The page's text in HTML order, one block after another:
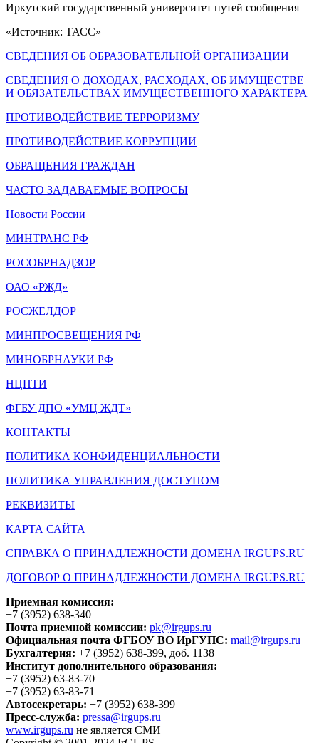
Иркутский государственный университет путей сообщения
«Источник: ТАСС»
СВЕДЕНИЯ ОБ ОБРАЗОВАТЕЛЬНОЙ ОРГАНИЗАЦИИ
СВЕДЕНИЯ О ДОХОДАХ, РАСХОДАХ, ОБ ИМУЩЕСТВЕ
И ОБЯЗАТЕЛЬСТВАХ ИМУЩЕСТВЕННОГО ХАРАКТЕРА
ПРОТИВОДЕЙСТВИЕ ТЕРРОРИЗМУ
ПРОТИВОДЕЙСТВИЕ КОРРУПЦИИ
ОБРАЩЕНИЯ ГРАЖДАН
ЧАСТО ЗАДАВАЕМЫЕ ВОПРОСЫ
Новости России
МИНТРАНС РФ
РОСОБРНАДЗОР
ОАО «РЖД»
РОСЖЕЛДОР
МИНПРОСВЕЩЕНИЯ РФ
МИНОБРНАУКИ РФ
НЦПТИ
ФГБУ ДПО «УМЦ ЖДТ»
КОНТАКТЫ
ПОЛИТИКА КОНФИДЕНЦИАЛЬНОСТИ
ПОЛИТИКА УПРАВЛЕНИЯ ДОСТУПОМ
РЕКВИЗИТЫ
КАРТА САЙТА
СПРАВКА О ПРИНАДЛЕЖНОСТИ ДОМЕНА IRGUPS.RU
ДОГОВОР О ПРИНАДЛЕЖНОСТИ ДОМЕНА IRGUPS.RU
Приемная комиссия:
+7 (3952) 638-340
Почта приемной комиссии: pk@irgups.ru
Официальная почта ФГБОУ ВО ИрГУПС: mail@irgups.ru
Бухгалтерия: +7 (3952) 638-399, доб. 1138
Институт дополнительного образования:
+7 (3952) 63-83-70
+7 (3952) 63-83-71
Автосекретарь: +7 (3952) 638-399
Пресс-служба: pressa@irgups.ru
www.irgups.ru не является СМИ